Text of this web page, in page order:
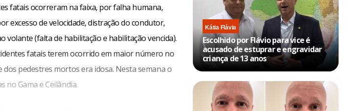
fatais ocorreram na faixa, por falha humana,
excesso de velocidade, distração do condutor,
volante (falta de habilitação e habilitação vencida).
fatais terem ocorrido em maior número no
pedestres mortos era idosa. Nesta semana o
no Gama e Ceilândia.
Kátia Flávia
Escolhido por Flávio para vice é
acusado de estuprar e engravidar
criança de 13 anos